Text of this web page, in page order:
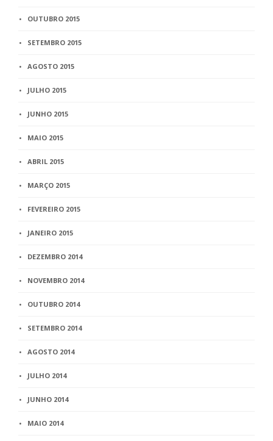
OUTUBRO 2015
SETEMBRO 2015
AGOSTO 2015
JULHO 2015
JUNHO 2015
MAIO 2015
ABRIL 2015
MARÇO 2015
FEVEREIRO 2015
JANEIRO 2015
DEZEMBRO 2014
NOVEMBRO 2014
OUTUBRO 2014
SETEMBRO 2014
AGOSTO 2014
JULHO 2014
JUNHO 2014
MAIO 2014